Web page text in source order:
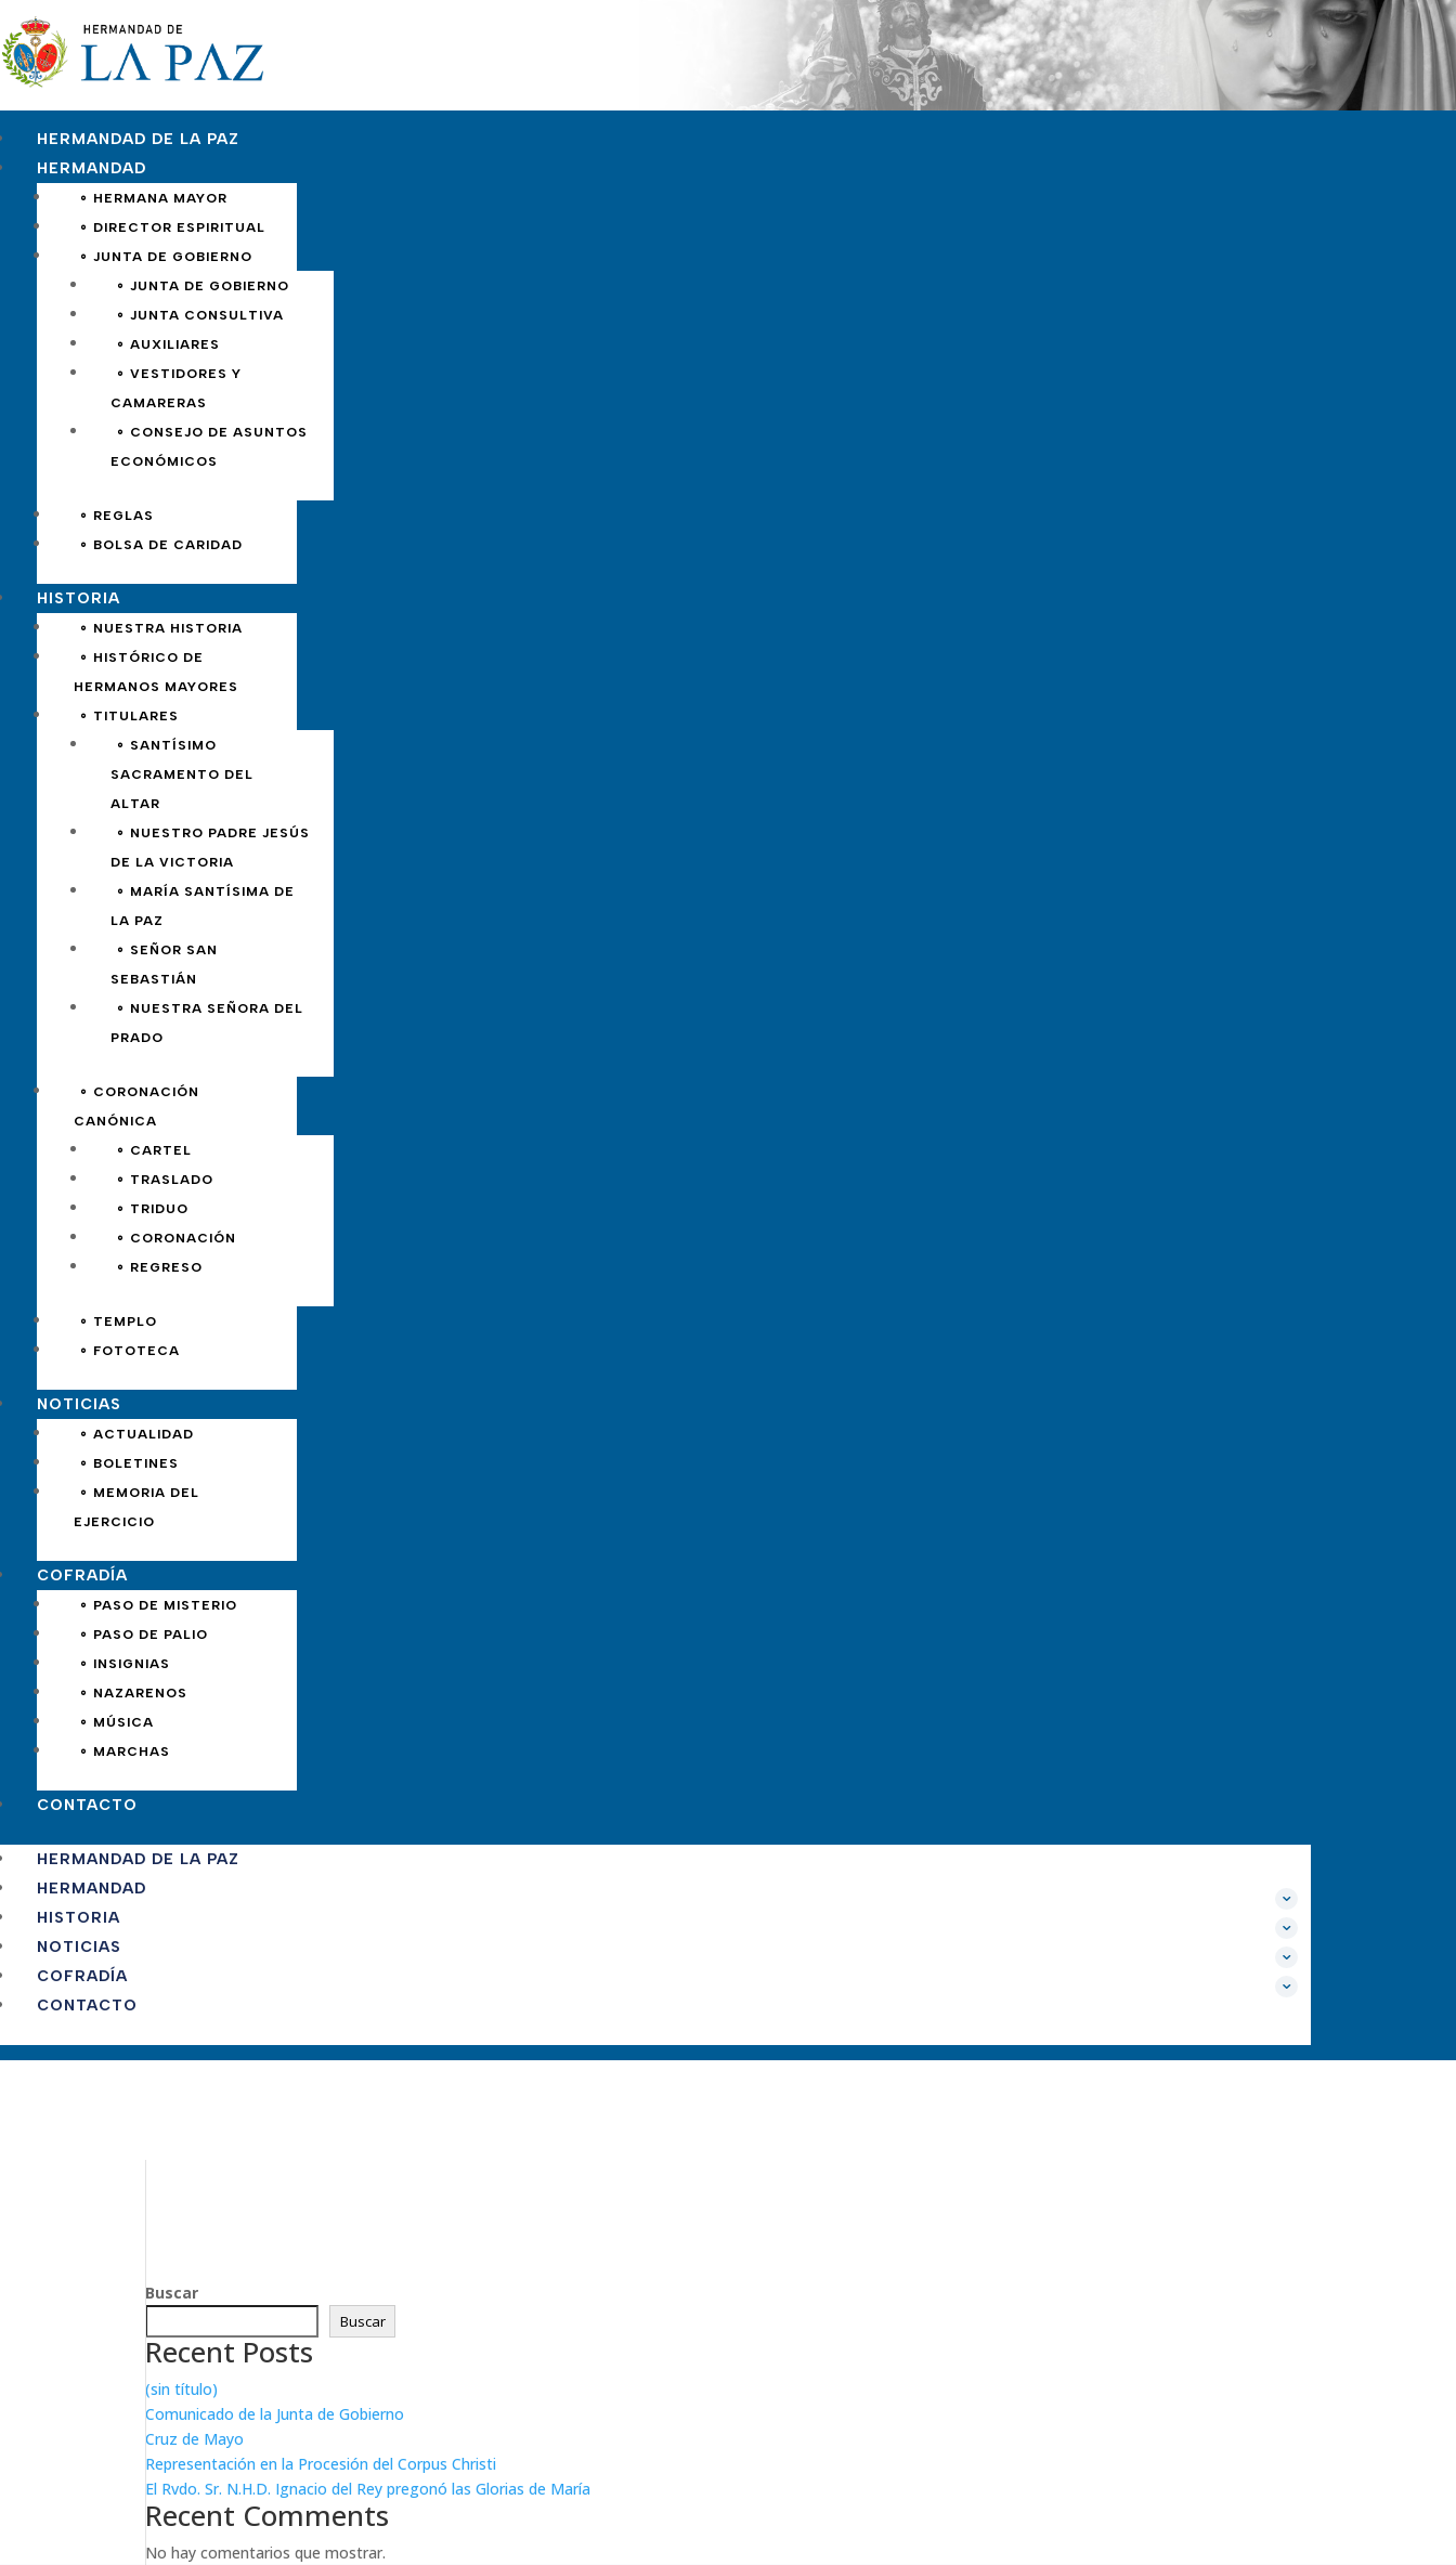
HERMANDAD DE LA PAZ
HERMANDAD
∘ HERMANA MAYOR
∘ DIRECTOR ESPIRITUAL
∘ JUNTA DE GOBIERNO
∘ JUNTA DE GOBIERNO
∘ JUNTA CONSULTIVA
∘ AUXILIARES
∘ VESTIDORES Y
CAMARERAS
∘ CONSEJO DE ASUNTOS
ECONÓMICOS
∘ REGLAS
∘ BOLSA DE CARIDAD
HISTORIA
∘ NUESTRA HISTORIA
∘ HISTÓRICO DE
HERMANOS MAYORES
∘ TITULARES
∘ SANTÍSIMO
SACRAMENTO DEL
ALTAR
∘ NUESTRO PADRE JESÚS
DE LA VICTORIA
∘ MARÍA SANTÍSIMA DE
LA PAZ
∘ SEÑOR SAN
SEBASTIÁN
∘ NUESTRA SEÑORA DEL
PRADO
∘ CORONACIÓN
CANÓNICA
∘ CARTEL
∘ TRASLADO
∘ TRIDUO
∘ CORONACIÓN
∘ REGRESO
∘ TEMPLO
∘ FOTOTECA
NOTICIAS
∘ ACTUALIDAD
∘ BOLETINES
∘ MEMORIA DEL
EJERCICIO
COFRADÍA
∘ PASO DE MISTERIO
∘ PASO DE PALIO
∘ INSIGNIAS
∘ NAZARENOS
∘ MÚSICA
∘ MARCHAS
CONTACTO
HERMANDAD DE LA PAZ
HERMANDAD
HISTORIA
NOTICIAS
COFRADÍA
CONTACTO
Buscar
Buscar
Recent Posts
(sin título)
Comunicado de la Junta de Gobierno
Cruz de Mayo
Representación en la Procesión del Corpus Christi
El Rvdo. Sr. N.H.D. Ignacio del Rey pregonó las Glorias de María
Recent Comments
No hay comentarios que mostrar.